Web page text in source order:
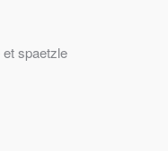
spaetzle